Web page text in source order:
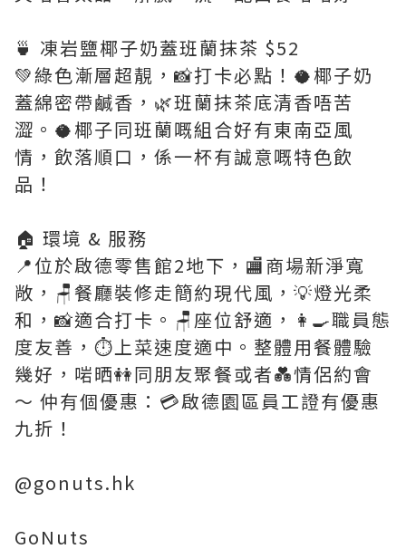
🍵 凍岩鹽椰子奶蓋班蘭抹茶 $52
💚綠色漸層超靚，📸打卡必點！🥥椰子奶
蓋綿密帶鹹香，🌿班蘭抹茶底清香唔苦
澀。🥥椰子同班蘭嘅組合好有東南亞風
情，飲落順口，係一杯有誠意嘅特色飲
品！
🏠 環境 & 服務
📍位於啟德零售館2地下，🏬商場新淨寬
敞，🪑餐廳裝修走簡約現代風，💡燈光柔
和，📸適合打卡。🪑座位舒適，👩‍🍳職員態
度友善，⏱️上菜速度適中。整體用餐體驗
幾好，啱晒👭同朋友聚餐或者💑情侶約會
～ 仲有個優惠：💳啟德園區員工證有優惠
九折！
@gonuts.hk
GoNuts